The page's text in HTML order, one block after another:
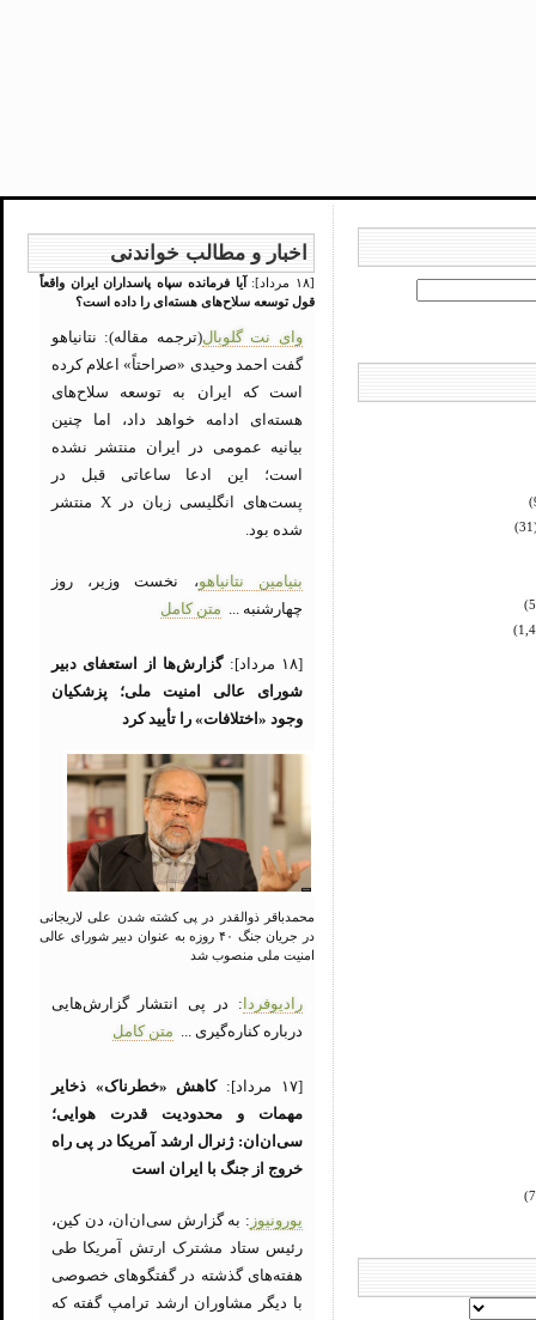
اخبار و مطالب خواندنی
[۱۸ مرداد]:
آیا فرمانده سپاه پاسداران ایران واقعاً
قول توسعه سلاح‌های هسته‌ای را داده است؟
وای نت گلوبال(ترجمه مقاله): نتانیاهو
گفت احمد وحیدی «صراحتاً» اعلام کرده
است که ایران به توسعه سلاح‌های
هسته‌ای ادامه خواهد داد، اما چنین
بیانیه عمومی در ایران منتشر نشده
است؛ این ادعا ساعاتی قبل در
پست‌های انگلیسی زبان در X منتشر
شده بود.
بنیامین نتانیاهو، نخست وزیر، روز
چهارشنبه ... متن کامل
[۱۸ مرداد]:
گزارش‌ها از استعفای دبیر
شورای عالی امنیت ملی؛ پزشکیان
وجود «اختلافات» را تأیید کرد
محمدباقر ذوالقدر در پی کشته شدن علی لاریجانی
در جریان جنگ ۴۰ روزه به عنوان دبیر شورای عالی
امنیت ملی منصوب شد
رادیوفردا : در پی انتشار گزارش‌هایی
درباره کناره‌گیری ... متن کامل
[۱۷ مرداد]:
کاهش «خطرناک» ذخایر
مهمات و محدودیت قدرت هوایی؛
سی‌ان‌ان: ژنرال ارشد آمریکا در پی راه
خروج از جنگ با ایران است
یورونیوز : به گزارش سی‌ان‌ان، دن کین،
رئیس ستاد مشترک ارتش آمریکا طی
هفته‌های گذشته در گفتگوهای خصوصی
با دیگر مشاوران ارشد ترامپ گفته که